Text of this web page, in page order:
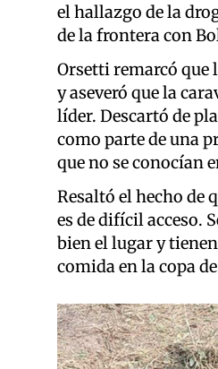
el hallazgo de la
de la frontera con
Orsetti remarcó que
y aseveró que la
líder. Descartó de
como parte de una
que no se conocían
Resaltó el hecho de
es de difícil acceso.
bien el lugar y
comida en la copa